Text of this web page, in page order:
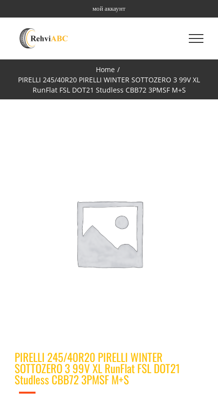
to
content
мой аккаунт
Home /
PIRELLI 245/40R20 PIRELLI WINTER SOTTOZERO 3 99V XL
RunFlat FSL DOT21 Studless CBB72 3PMSF M+S
PIRELLI 245/40R20 PIRELLI WINTER
SOTTOZERO 3 99V XL RunFlat FSL DOT21
Studless CBB72 3PMSF M+S